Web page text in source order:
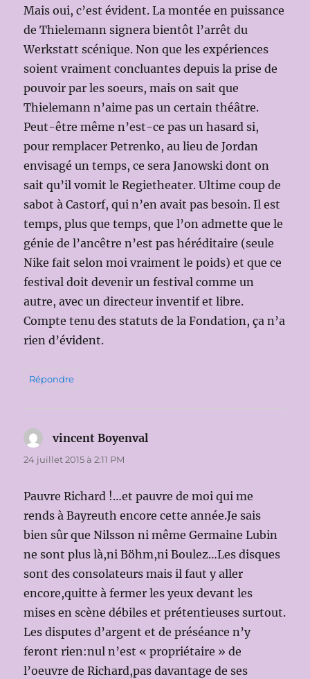
Mais oui, c’est évident. La montée en puissance
de Thielemann signera bientôt l’arrêt du
Werkstatt scénique. Non que les expériences
soient vraiment concluantes depuis la prise de
pouvoir par les soeurs, mais on sait que
Thielemann n’aime pas un certain théâtre.
Peut-être même n’est-ce pas un hasard si,
pour remplacer Petrenko, au lieu de Jordan
envisagé un temps, ce sera Janowski dont on
sait qu’il vomit le Regietheater. Ultime coup de
sabot à Castorf, qui n’en avait pas besoin. Il est
temps, plus que temps, que l’on admette que le
génie de l’ancêtre n’est pas héréditaire (seule
Nike fait selon moi vraiment le poids) et que ce
festival doit devenir un festival comme un
autre, avec un directeur inventif et libre.
Compte tenu des statuts de la Fondation, ça n’a
rien d’évident.
Répondre
vincent Boyenval
24 juillet 2015 à 2:11 PM
Pauvre Richard !…et pauvre de moi qui me
rends à Bayreuth encore cette année.Je sais
bien sûr que Nilsson ni même Germaine Lubin
ne sont plus là,ni Böhm,ni Boulez…Les disques
sont des consolateurs mais il faut y aller
encore,quitte à fermer les yeux devant les
mises en scène débiles et prétentieuses surtout.
Les disputes d’argent et de préséance n’y
feront rien:nul n’est « propriétaire » de
l’oeuvre de Richard,pas davantage de ses